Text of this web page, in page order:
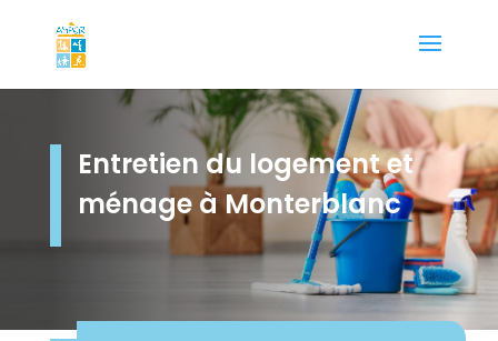
Entretien du logement et
ménage à Monterblanc